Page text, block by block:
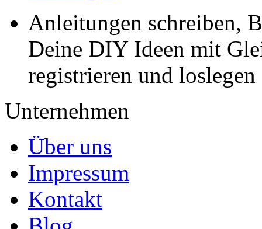
Anleitungen schreiben,
Deine DIY Ideen mit
registrieren und loslegen
Unternehmen
Über uns
Impressum
Kontakt